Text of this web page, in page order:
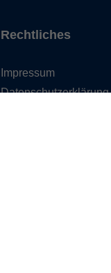
Rechtliches
Impressum
Datenschutzerklärung